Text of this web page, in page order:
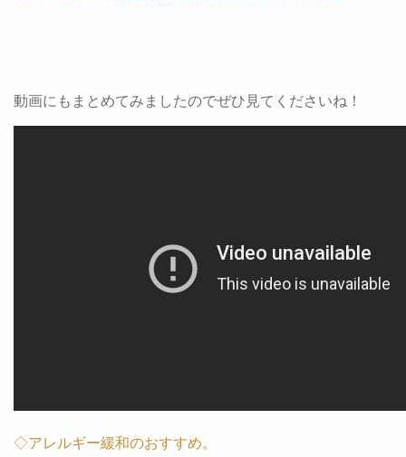
動画にもまとめてみましたのでぜひ見てくださいね！
◇アレルギー緩和のおすすめ。